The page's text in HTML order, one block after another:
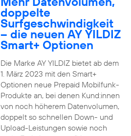
doppelte
Surfgeschwindigkeit
– die neuen AY YILDIZ
Smart+ Optionen
Die Marke AY YILDIZ bietet ab dem
1. März 2023 mit den Smart+
Optionen neue Prepaid Mobilfunk-
Produkte an, bei denen Kund:innen
von noch höherem Datenvolumen,
doppelt so schnellen Down- und
Upload-Leistungen sowie noch